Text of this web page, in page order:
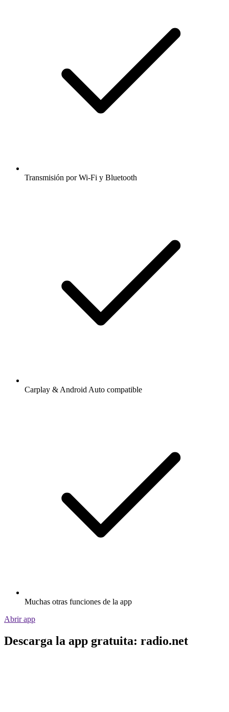
Transmisión por Wi-Fi y Bluetooth
Carplay & Android Auto compatible
Muchas otras funciones de la app
Abrir app
Descarga la app gratuita: radio.net